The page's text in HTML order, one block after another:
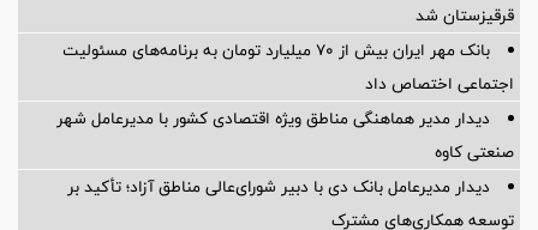
قرقیزستان شد
بانک مهر ایران بیش از ۷۰ میلیارد تومان به برنامه‌های مسئولیت
اجتماعی اختصاص داد
دیدار مدیر هماهنگی مناطق ویژه اقتصادی کشور با مدیرعامل شهر
صنعتی کاوه
دیدار مدیرعامل بانک دی با دبیر شورای‌عالی مناطق آزاد؛ تأکید بر
توسعه همکاری‌های مشترک